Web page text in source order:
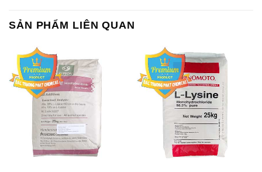
SẢN PHẨM LIÊN QUAN